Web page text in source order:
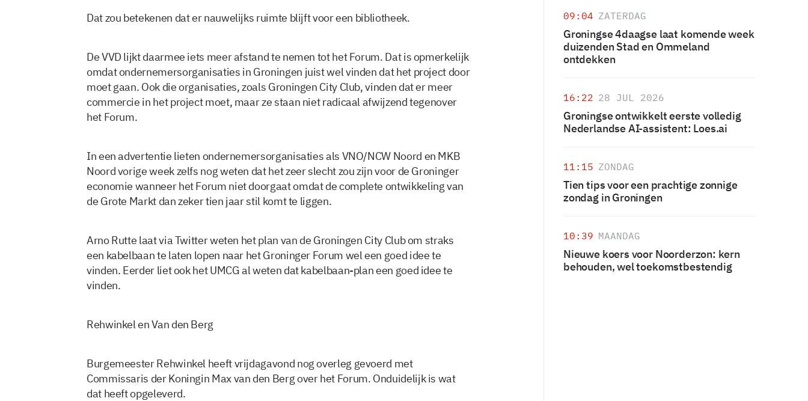
Dat zou betekenen dat er nauwelijks ruimte blijft voor een bibliotheek.
De VVD lijkt daarmee iets meer afstand te nemen tot het Forum. Dat is opmerkelijk
omdat ondernemersorganisaties in Groningen juist wel vinden dat het project door
moet gaan. Ook die organisaties, zoals Groningen City Club, vinden dat er meer
commercie in het project moet, maar ze staan niet radicaal afwijzend tegenover
het Forum.
In een advertentie lieten ondernemersorganisaties als VNO/NCW Noord en MKB
Noord vorige week zelfs nog weten dat het zeer slecht zou zijn voor de Groninger
economie wanneer het Forum niet doorgaat omdat de complete ontwikkeling van
de Grote Markt dan zeker tien jaar stil komt te liggen.
Arno Rutte laat via Twitter weten het plan van de Groningen City Club om straks
een kabelbaan te laten lopen naar het Groninger Forum wel een goed idee te
vinden. Eerder liet ook het UMCG al weten dat kabelbaan-plan een goed idee te
vinden.
Rehwinkel en Van den Berg
Burgemeester Rehwinkel heeft vrijdagavond nog overleg gevoerd met
Commissaris der Koningin Max van den Berg over het Forum. Onduidelijk is wat
dat heeft opgeleverd.
09:04 ZATERDAG
Groningse 4daagse laat komende week
duizenden Stad en Ommeland
ontdekken
16:22 28 JUL 2026
Groningse ontwikkelt eerste volledig
Nederlandse AI-assistent: Loes.ai
11:15 ZONDAG
Tien tips voor een prachtige zonnige
zondag in Groningen
10:39 MAANDAG
Nieuwe koers voor Noorderzon: kern
behouden, wel toekomstbestendig